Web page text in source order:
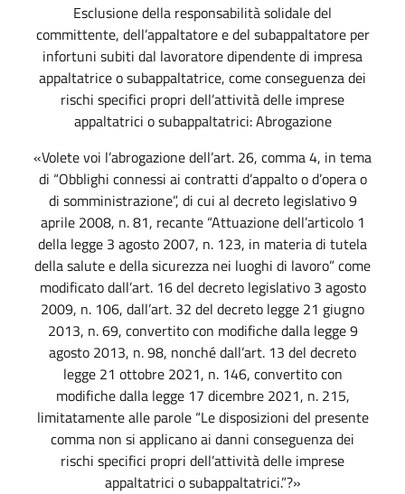
Esclusione della responsabilità solidale del
committente, dell’appaltatore e del subappaltatore per
infortuni subiti dal lavoratore dipendente di impresa
appaltatrice o subappaltatrice, come conseguenza dei
rischi specifici propri dell’attività delle imprese
appaltatrici o subappaltatrici: Abrogazione
«Volete voi l’abrogazione dell’art. 26, comma 4, in tema
di “Obblighi connessi ai contratti d’appalto o d’opera o
di somministrazione”, di cui al decreto legislativo 9
aprile 2008, n. 81, recante “Attuazione dell’articolo 1
della legge 3 agosto 2007, n. 123, in materia di tutela
della salute e della sicurezza nei luoghi di lavoro” come
modificato dall’art. 16 del decreto legislativo 3 agosto
2009, n. 106, dall’art. 32 del decreto legge 21 giugno
2013, n. 69, convertito con modifiche dalla legge 9
agosto 2013, n. 98, nonché dall’art. 13 del decreto
legge 21 ottobre 2021, n. 146, convertito con
modifiche dalla legge 17 dicembre 2021, n. 215,
limitatamente alle parole “Le disposizioni del presente
comma non si applicano ai danni conseguenza dei
rischi specifici propri dell’attività delle imprese
appaltatrici o subappaltatrici.”?»